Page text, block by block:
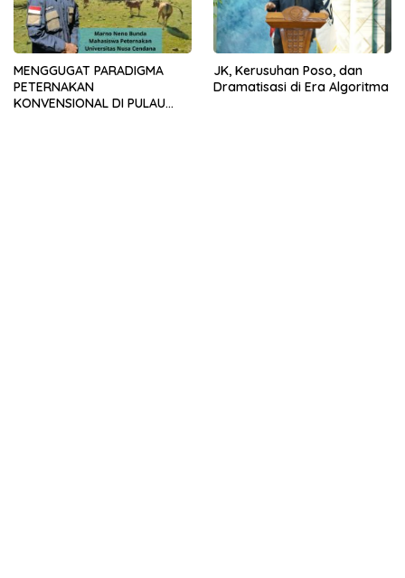
MENGGUGAT PARADIGMA
PETERNAKAN
KONVENSIONAL DI PULAU
JK, Kerusuhan Poso, dan
Dramatisasi di Era Algoritma